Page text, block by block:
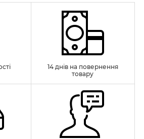
14 днів на повернення
товару